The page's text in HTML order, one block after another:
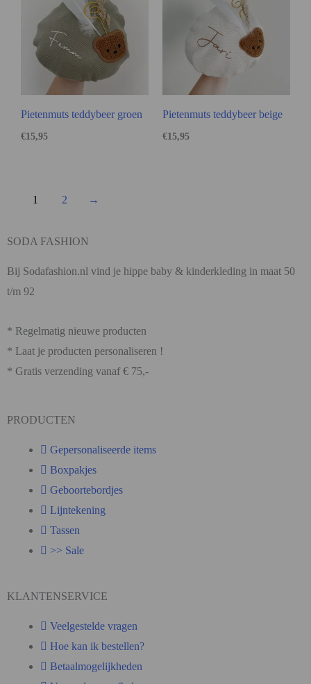
Pietenmuts teddybeer groen
€15,95
Pietenmuts teddybeer beige
€15,95
1 2 →
SODA FASHION
Bij Sodafashion.nl vind je hippe baby & kinderkleding in maat 50
t/m 92
* Regelmatig nieuwe producten
* Laat je producten personaliseren !
* Gratis verzending vanaf € 75,-
PRODUCTEN
Gepersonaliseerde items
Boxpakjes
Geboortebordjes
Lijntekening
Tassen
>> Sale
KLANTENSERVICE
Veelgestelde vragen
Hoe kan ik bestellen?
Betaalmogelijkheden